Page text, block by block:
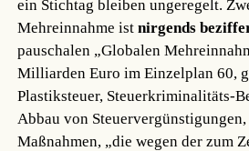
ein Stichtag bleiben ungeregelt.
Mehreinnahme istnirgends
pauschalen „Globalen
Milliarden Euro im Einzelplan 60,
Plastiksteuer, Steuerkriminalitäts-
Abbau von
Maßnahmen, „die wegen der zum